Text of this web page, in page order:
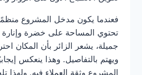
فعندما يكون مدخل المشروع منظمًا
تحتوي المساحة على خضرة
جميلة، يشعر الزائر بأن المكان
ويهتم بالتفاصيل. وهذا ينعكس
المشروع وثقة العملاء فيه. ولهذا